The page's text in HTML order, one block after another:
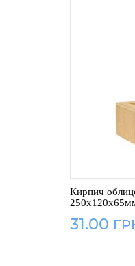
Кирпич
31.00